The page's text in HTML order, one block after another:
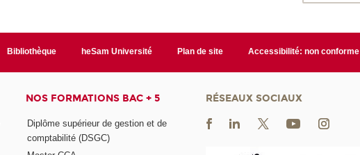
Bibliothèque heSam Université Plan de site Accessibilité: non conforme
NOS FORMATIONS BAC + 5
Diplôme supérieur de gestion et de
comptabilité (DSGC)
RÉSEAUX SOCIAUX